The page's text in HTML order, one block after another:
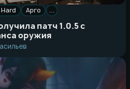
Арго …
патч 1.0.5 с
оружия